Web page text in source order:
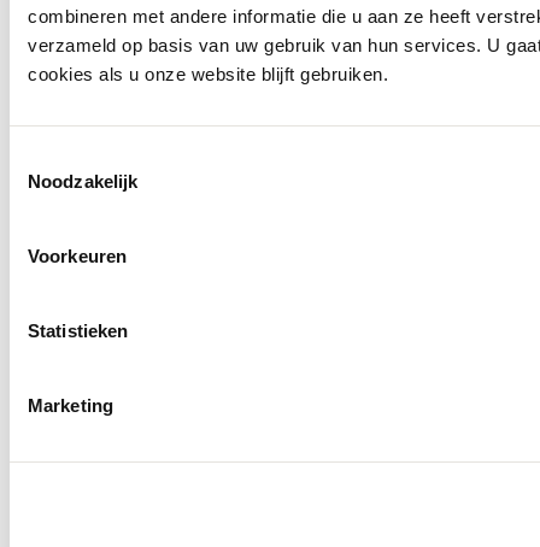
combineren met andere informatie die u aan ze heeft
verzameld op basis van uw gebruik van hun services. U
cookies als u onze website blijft gebruiken.
Noodzakelijk
Voorkeuren
Statistieken
Marketing